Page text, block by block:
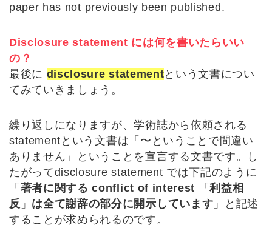
paper has not previously been published.
Disclosure statement には何を書いたらいい
の？
最後に disclosure statementという文書につい
てみていきましょう。
繰り返しになりますが、学術誌から依頼される
statementという文書は「〜ということで間違い
ありません」ということを宣言する文書です。し
たがってdisclosure statement では下記のように
「 著者に関する conflict of interest 「利益相
反 」 は全て謝辞の部分に開示しています 」と記述
することが求められるのです。